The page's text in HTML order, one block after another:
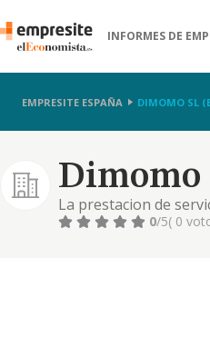
INFORMES DE
EMPRESITE ESPAÑA DIMOMO SL
Dimomo
La prestacion de
congresos o eventos,
0/5( 0